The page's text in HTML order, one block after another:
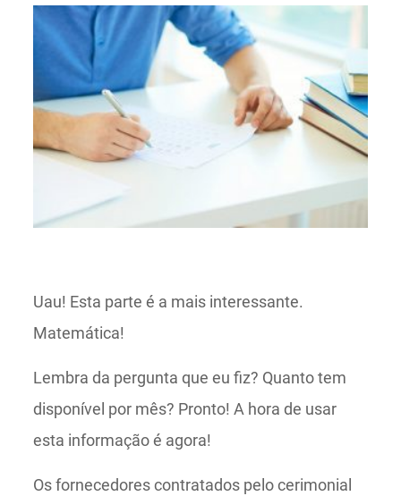
Uau! Esta parte é a mais interessante.
Matemática!
Lembra da pergunta que eu fiz? Quanto tem
disponível por mês? Pronto! A hora de usar
esta informação é agora!
Os fornecedores contratados pelo cerimonial